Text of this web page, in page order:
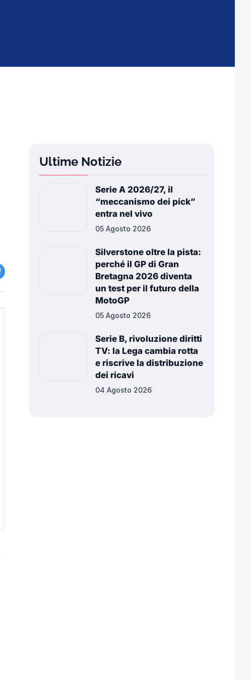
Ultime Notizie
Serie A 2026/27, il
“meccanismo dei pick”
entra nel vivo
05 Agosto 2026
Silverstone oltre la pista:
perché il GP di Gran
Bretagna 2026 diventa
un test per il futuro della
MotoGP
05 Agosto 2026
Serie B, rivoluzione diritti
TV: la Lega cambia rotta
e riscrive la distribuzione
dei ricavi
04 Agosto 2026